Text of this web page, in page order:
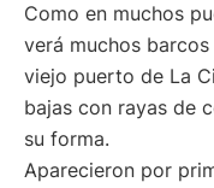
Como en muchos
verá muchos
viejo puerto de La
bajas con rayas de
su forma.
Aparecieron por